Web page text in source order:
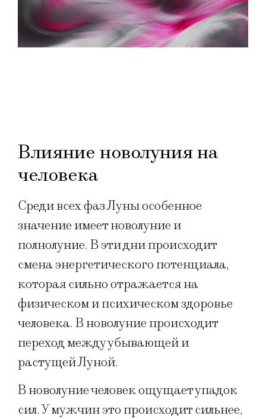
Влияние новолуния на
человека
Среди всех фаз Луны особенное
значение имеет новолуние и
полнолуние. В эти дни происходит
смена энергетического потенциала,
которая сильно отражается на
физическом и психическом здоровье
человека. В новолуние происходит
переход между убывающей и
растущей Луной.
В новолуние человек ощущает упадок
сил. У мужчин это происходит сильнее,